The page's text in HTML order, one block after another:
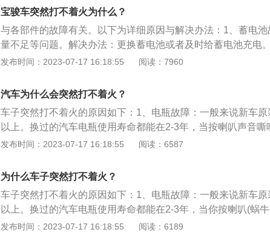
不然有可能发动机自动熄火的故障会再度出现。电路故障：引
的原因，一般出现在线路上，应检查各插接头和触发线圈，并
接片、座的夹紧力，增加接触强度，以保证接触稳定。
宝骏车突然打不着火为什么？
与各部件的故障有关。以下为详细原因与解决办法：1、蓄电
量不足等问题。解决办法：更换蓄电池或者及时给蓄电池充电
阻：如果是在冬季里开车，机油的粘稠度会增大，流动困难，
故障：车辆会有顿挫感，在怠速时会发生抖动。解决办法：拆
塞，检查是否有漏气的情况，如果有，要及时更换。
发布时间：2023-07-17 16:18:55 阅读：7960
汽车为什么会突然打不着火？
车子突然打不着火的原因如下：1、电瓶故障：一般来说新车
以上。换过的汽车电瓶使用寿命都能在2-3年，当按喇叭声音嘶
拖泥带水，启动后开大灯怠速立即被拉低，可能电瓶亏电。另
候就要检查电瓶是否还有足够的电，可能是一些不良的用车习
电瓶寿命缩减。2、点火系统故障：汽车点火系统的作用就是定
高压电，以保证汽车的正常运行；如果汽车打不着车，排除电
有可能是汽车的点火系统出现故障。低压电路的线连接不良或
造成汽车点火系统故障。3、发动机积碳：汽车发动机积碳严重
发布时间：2023-07-17 16:18:55 阅读：6587
为什么车子突然打不着火？
车子突然打不着火的原因如下：1、电瓶故障：一般来说新车
以上。换过的汽车电瓶使用寿命都能在2-3年，当你按喇叭(蜗
力，启动有点拖泥带水，启动后开大灯怠速立即被拉低，可能
发布时间：2023-07-17 16:18:55 阅读：6189